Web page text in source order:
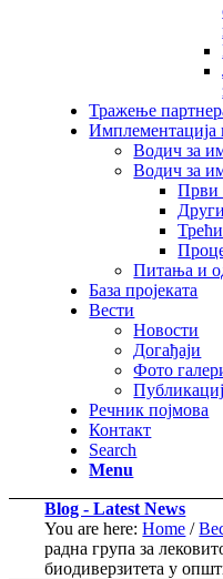
Тражење
Имплементација
Водич за
Водич за
Први
Питања и
База пројеката
Вести
Новости
Догађаји
Фото
Речник појмова
Контакт
Search
Menu
Blog - Latest News
You are here: Home /
радна група за
биодиверзитета у